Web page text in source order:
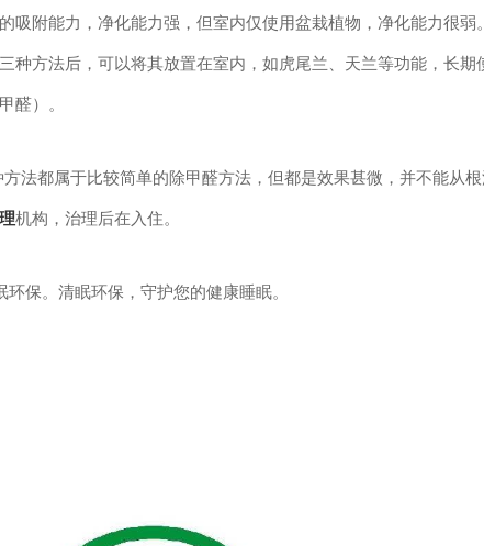
吸附能力，净化能力强，但室内仅使用盆栽植物，净化能力很
种方法后，可以将其放置在室内，如虎尾兰、天兰等功能，长
醛）。
法都属于比较简单的除甲醛方法，但都是效果甚微，并不能从
机构，治理后在入住。
保。清眠环保，守护您的健康睡眠。